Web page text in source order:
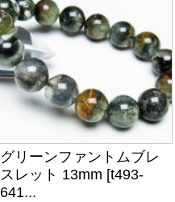
グリーンファントムブレ
スレット 13mm [t493-
641...